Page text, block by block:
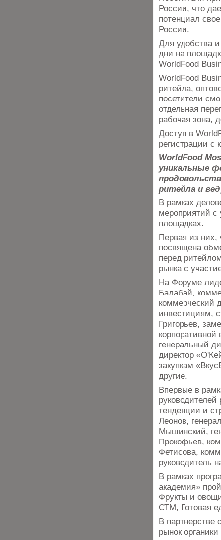
России, что
потенциал
России.
Для удобства
дни на
WorldFood
WorldFood
ритейла,
посетители
отдельная
рабочая зона,
Доступ в
регистрации с
WorldFood
уникальные
ритейла и
В рамках
мероприятий с
площадках.
Первая из них,
посвящена
перед
рынка с
На Форуме
Балабай,
коммерческий
инвестициям,
Григорьев,
генеральный
директор
закупкам
другие.
Впервые в
руководителей
тенденции и
Леонов,
Мышинский,
Прокофьев,
Фетисова,
руководитель
В рамках
академия»
Фрукты и
СТМ, Готовая
В партнерстве
рынок